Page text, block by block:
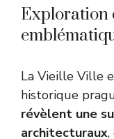
Exploration
La Vieille Ville
historique
révèlent une
architecturaux